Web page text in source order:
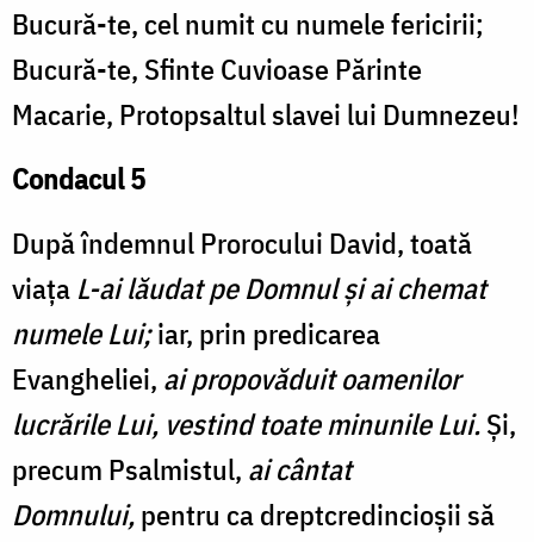
Bucură-te, cel numit cu numele fericirii;
Bucură-te, Sfinte Cuvioase Părinte
Macarie, Protopsaltul slavei lui Dumnezeu!
Condacul 5
După îndemnul Prorocului David, toată
viața L-ai lăudat pe Domnul și ai chemat
numele Lui;iar, prin predicarea
Evangheliei, ai propovăduit oamenilor
lucrările Lui, vestind toate minunile Lui.Și,
precum Psalmistul, ai cântat
Domnului,pentru ca dreptcredincioșii să